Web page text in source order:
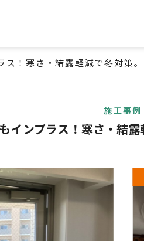
ス！寒さ・結露軽減で冬対策。
施工事例
インプラス！寒さ・結